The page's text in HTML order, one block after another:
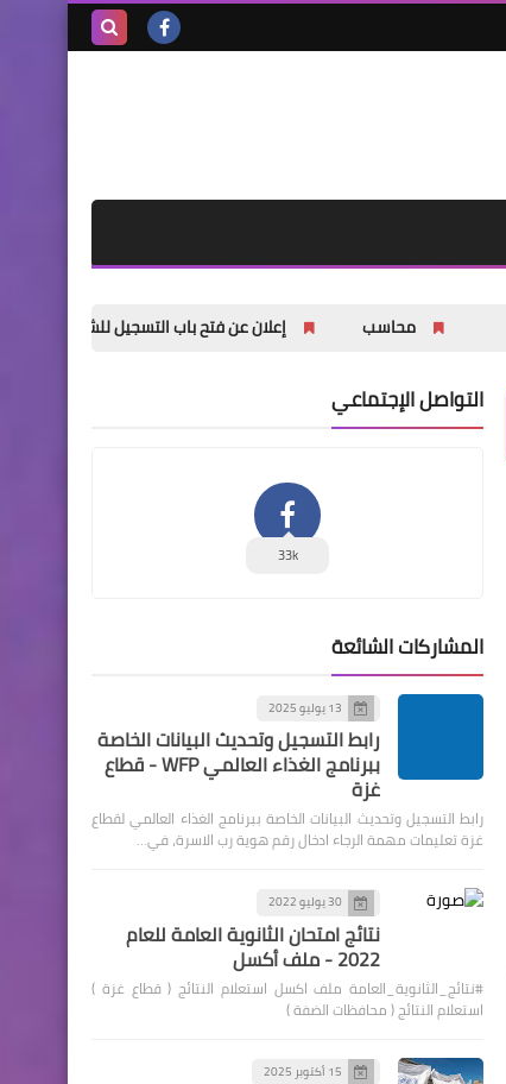
إعلان عن فتح باب التسجيل للشباب والشابات في دورات
التواصل الإجتماعي
33k
المشاركات الشائعة
13 يوليو 2025
رابط التسجيل وتحديث البيانات الخاصة
ببرنامج الغذاء العالمي WFP - قطاع
غزة
رابط التسجيل وتحديث البيانات الخاصة ببرنامج الغذاء العالمي لقطاع
غزة تعليمات مهمة الرجاء ادخال رقم هوية رب الاسرة، في…
30 يوليو 2022
نتائج امتحان الثانوية العامة للعام
2022 - ملف أكسل
#نتائج_الثانوية_العامة ملف اكسل استعلام النتائج ( قطاع غزة )
استعلام النتائج ( محافظات الضفة )
15 أكتوبر 2025